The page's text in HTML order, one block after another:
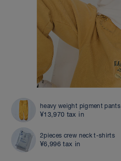
heavy weight pigment pants
¥13,970 tax in
2pieces crew neck t-shirts
¥6,996 tax in